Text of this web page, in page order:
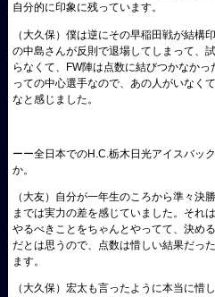
自分的に印象に残っています。
（大久保） 僕は逆にその早稲田戦が結構
の中島さんが反則で退場してしまって、
らなくて、FW陣は点数に結びつかなか
っての中心選手なので、あの人がいなく
なと感じました。
ーー全日本でのH.C.栃木日光アイスバッ
か。
（大友） 自分が一年生のころから準々決
までは実力の差を感じていました。それ
やるべきことをちゃんとやってて、決め
だとは思うので、点数は惜しい結果だっ
ます。
（大久保） 宏太も言ったように本当に惜